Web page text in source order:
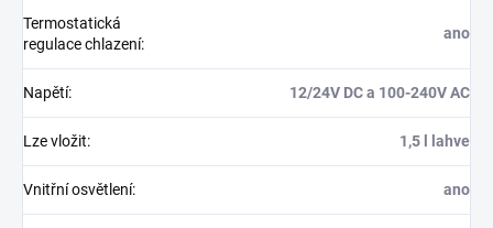
Termostatická
regulace chlazení:
ano
Napětí: 12/24V DC a 100-240V AC
Lze vložit: 1,5 l lahve
Vnitřní osvětlení: ano